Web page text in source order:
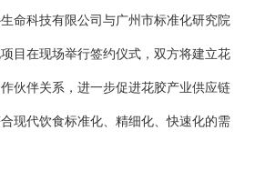
命科技有限公司与广州市标准化研究院
目在现场举行签约仪式，双方将建立花
伙伴关系，进一步促进花胶产业供应链
现代饮食标准化、精细化、快速化的需